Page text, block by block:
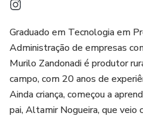
Graduado em Tecnologia em
Administração de empresas
Murilo Zandonadi é produtor
campo, com 20 anos de
Ainda criança, começou a
pai, Altamir Nogueira, que veio